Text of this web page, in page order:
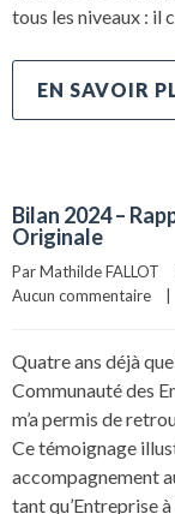
tous les niveaux : il
EN SAVOIR
Bilan 2024 –
Originale
Par Mathilde FALLOT
Aucun commentaire
Quatre ans déjà
Communauté des
m’a permis de
Ce témoignage
accompagnement
tant qu’Entreprise